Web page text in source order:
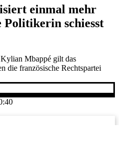
einmal mehr
Politikerin schiesst
Mbappé gilt das
die französische Rechtspartei